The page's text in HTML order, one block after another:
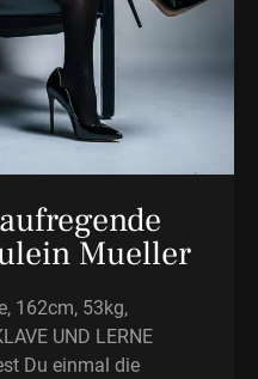
Mueller
162cm, 53kg,
UND LERNE
Du einmal die